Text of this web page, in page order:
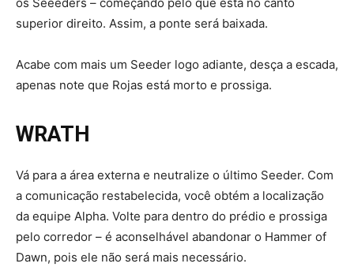
superior direito. Assim, a ponte será baixada.
Acabe com mais um Seeder logo adiante, desça a escada,
apenas note que Rojas está morto e prossiga.
WRATH
Vá para a área externa e neutralize o último Seeder. Com
a comunicação restabelecida, você obtém a localização
da equipe Alpha. Volte para dentro do prédio e prossiga
pelo corredor – é aconselhável abandonar o Hammer of
Dawn, pois ele não será mais necessário.